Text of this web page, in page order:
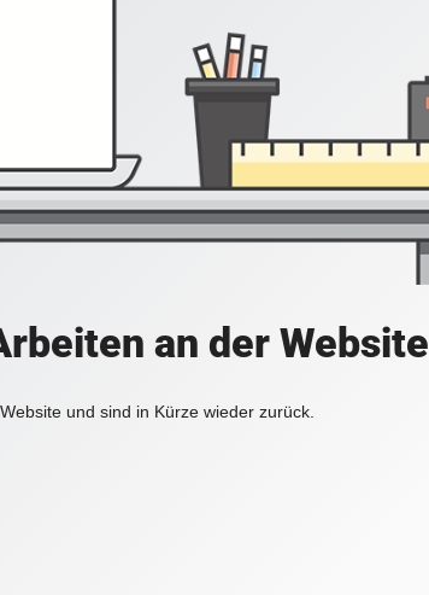
an der
und sind in Kürze wieder zurück.